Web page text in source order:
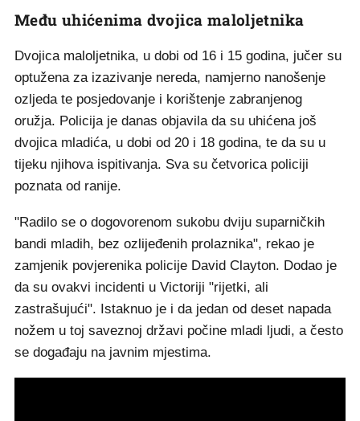
Među uhićenima dvojica maloljetnika
Dvojica maloljetnika, u dobi od 16 i 15 godina, jučer su
optužena za izazivanje nereda, namjerno nanošenje
ozljeda te posjedovanje i korištenje zabranjenog
oružja. Policija je danas objavila da su uhićena još
dvojica mladića, u dobi od 20 i 18 godina, te da su u
tijeku njihova ispitivanja. Sva su četvorica policiji
poznata od ranije.
"Radilo se o dogovorenom sukobu dviju suparničkih
bandi mladih, bez ozlijeđenih prolaznika", rekao je
zamjenik povjerenika policije David Clayton. Dodao je
da su ovakvi incidenti u Victoriji "rijetki, ali
zastrašujući". Istaknuo je i da jedan od deset napada
nožem u toj saveznoj državi počine mladi ljudi, a često
se događaju na javnim mjestima.